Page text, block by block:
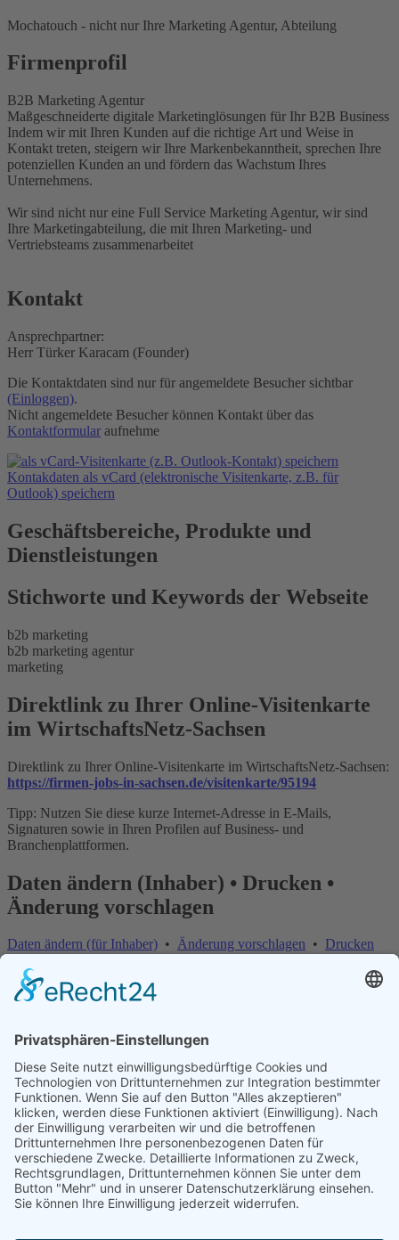
Mochatouch - nicht nur Ihre Marketing Agentur, Abteilung
Firmenprofil
B2B Marketing Agentur
Maßgeschneiderte digitale Marketinglösungen für Ihr B2B Business
Indem wir mit Ihren Kunden auf die richtige Art und Weise in
Kontakt treten, steigern wir Ihre Markenbekanntheit, sprechen Ihre
potenziellen Kunden an und fördern das Wachstum Ihres
Unternehmens.
Wir sind nicht nur eine Full Service Marketing Agentur, wir sind
Ihre Marketingabteilung, die mit Ihren Marketing- und
Vertriebsteams zusammenarbeitet
Kontakt
Ansprechpartner:
Herr Türker Karacam (Founder)
Die Kontaktdaten sind nur für angemeldete Besucher sichtbar
(Einloggen).
Nicht angemeldete Besucher können Kontakt über das
Kontaktformular aufnehme
Kontakdaten als vCard (elektronische Visitenkarte, z.B. für
Outlook) speichern
Geschäftsbereiche, Produkte und
Dienstleistungen
Stichworte und Keywords der Webseite
b2b marketing
b2b marketing agentur
marketing
Direktlink zu Ihrer Online-Visitenkarte
im WirtschaftsNetz-Sachsen
Direktlink zu Ihrer Online-Visitenkarte im WirtschaftsNetz-Sachsen:
https://firmen-jobs-in-sachsen.de/visitenkarte/95194
Tipp: Nutzen Sie diese kurze Internet-Adresse in E-Mails,
Signaturen sowie in Ihren Profilen auf Business- und
Branchenplattformen.
Daten ändern (Inhaber) • Drucken •
Änderung vorschlagen
Daten ändern (für Inhaber) • Änderung vorschlagen • Drucken
Änderung vorschlagen | Fehler melden
Bitte teilen Sie uns mit, welche Informationen fehlerhaft oder
veraltet sind:
Internet-Adresse fehlt oder ist falsch
E-Mail-Adresse fehlt oder ist falsch
Telefonnummer, Faxnummer oder Anschrift ist falsch
Firma existiert nicht mehr
Firmenname ist falsch